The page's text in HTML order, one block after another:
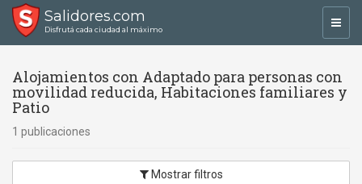
Salidores.com
Disfrutá cada ciudad al máximo
Alojamientos con Adaptado para personas con
movilidad reducida, Habitaciones familiares y
Patio
1 publicaciones
Mostrar filtros